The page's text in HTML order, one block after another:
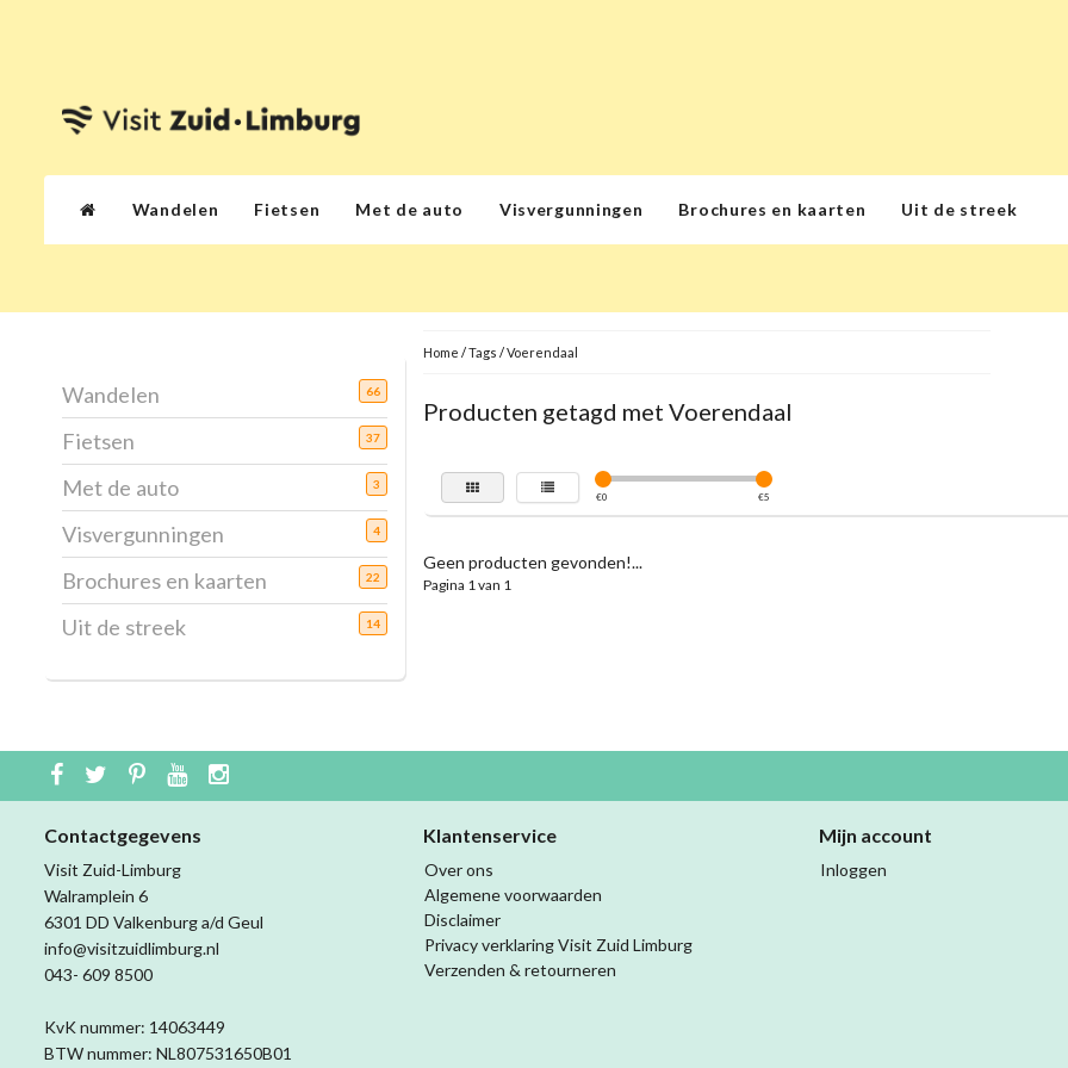
Wandelen Fietsen Met de auto Visvergunningen Brochures en kaarten Uit de streek
Wandelen 66
Fietsen 37
Met de auto 3
Visvergunningen 4
Brochures en kaarten 22
Uit de streek 14
Home /Tags /Voerendaal
Producten getagd met Voerendaal
€0 €5
Geen producten gevonden!...
Pagina 1 van 1
Contactgegevens
Visit Zuid-Limburg
Walramplein 6
6301 DD Valkenburg a/d Geul
info@visitzuidlimburg.nl
043- 609 8500
KvK nummer: 14063449
BTW nummer: NL807531650B01
Klantenservice
Over ons
Algemene voorwaarden
Disclaimer
Privacy verklaring Visit Zuid Limburg
Verzenden & retourneren
Mijn account
Inloggen